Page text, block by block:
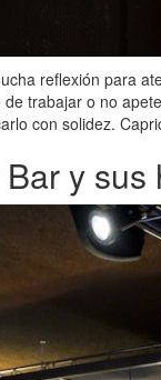
reflexión para
trabajar o no
con solidez.
y